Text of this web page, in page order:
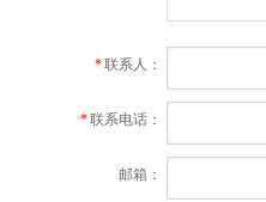
*联系人：
*联系电话：
邮箱：